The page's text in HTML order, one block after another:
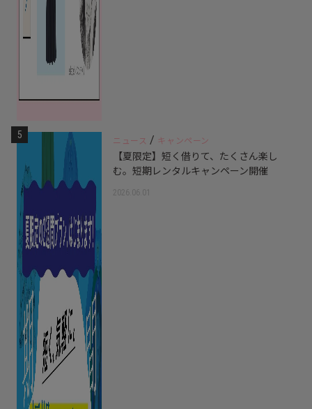
5 ニュース / キャンペーン
【夏限定】短く借りて、たくさん楽し
む。短期レンタルキャンペーン開催
2026.06.01